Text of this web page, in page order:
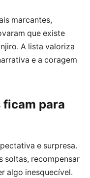
marcantes,
que existe
A lista valoriza
e a coragem
ficam para
e surpresa.
soltas, recompensar
algo inesquecível.